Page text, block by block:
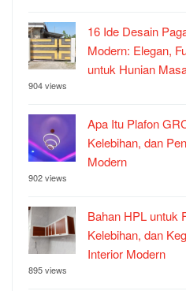
16 Ide Desain
Modern: Elegan,
untuk Hunian
904 views
Apa Itu Plafon
Kelebihan, dan
Modern
902 views
Bahan HPL untuk
Kelebihan, dan
Interior Modern
895 views